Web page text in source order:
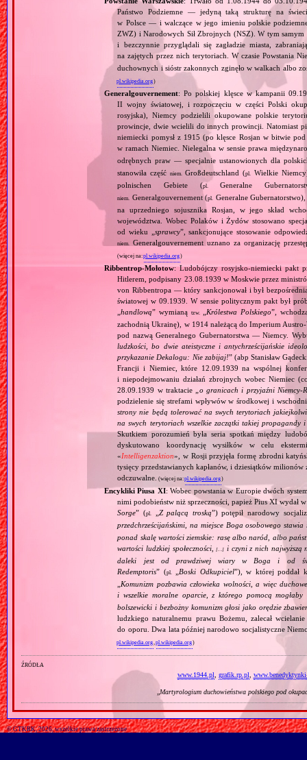
Państwo Podziemne — jedyną taką strukturę na
w Polsce — i walczące w jego imieniu polskie
ZWZ) i Narodowych Sił Zbrojnych (NSZ). W tym samym
i bezczynnie przyglądali się zagładzie miasta,
na zajętych przez nich terytoriach. W czasie Powstania
duchownych i sióstr zakonnych zginęło w walkach albo
pl.wikipedia.org)
Generalgouvernement: Po polskiej klęsce w kampanii
II wojny światowej, i rozpoczęciu w części Polski
rosyjska), Niemcy podzielili okupowane polskie
prowincje, dwie wcielili do innych prowincji. Natomiast
niemiecki pomysł z 1915 (po klęsce Rosjan w bitwie
w ramach Niemiec. Nielegalna w sensie prawa
odrębnych praw — specjalnie ustanowionych dla
stanowiła część niem. Großdeutschland (pl.
Wielkie
polnischen Gebiete (pl. Generalne
niem. Generalgouvernement (pl.
Generalne
na uprzedniego sojusznika Rosjan, w jego skład
województwa. Wobec Polaków i Żydów stosowano
od wieku „ sprawcy”, sankcjonujące stosowanie
niem. Generalgouvernement uznano za organizację
(więcej na:pl.wikipedia.org)
Ribbentrop‐Mołotow: Ludobójczy rosyjsko‐niemiecki pakt
Hitlerem, podpisany 23.08.1939 w Moskwie przez
von Ribbentropa — który sankcjonował i był
światowej w 09.1939. W sensie politycznym pakt był
„handlową” wymianą tzw. Królestwa Polskiego”,
zachodnią Ukrainę), w 1914 należącą do Imperium
pod nazwą Generalnego Gubernatorstwa — Niemcy.
ludzkości, bo dwie ateistyczne i antychrześcijańskie
przykazanie Dekalogu: Nie zabijaj!” (abp Stanisław
Francji i Niemiec, które 12.09.1939 na wspólnej
i niepodejmowaniu działań zbrojnych wobec Niemiec
28.09.1939 w traktacie „ o granicach i przyjaźni
podzielenie się strefami wpływów w środkowej i
strony nie będą tolerować na swych terytoriach
na swych terytoriach wszelkie zaczątki takiej
Skutkiem porozumień była seria spotkań między
dyskutowano koordynację wysiłków w celu
«Intelligenzaktion», w Rosji przyjęła formę zbrodni
tysięcy przedstawianych kapłanów, i dziesiątków
odczuwalne. (więcej na:pl.wikipedia.org)
Encykliki Piusa XI: Wobec powstania w Europie dwóch
nimi podobieństw niż sprzeczności, papież Pius XI
Sorge” (pl. Z palącą troską”) potępił narodowy
przedchrześcijańskimi, na miejsce Boga osobowego
ponad skalę wartości ziemskie: rasę albo naród, albo
wartości ludzkiej społeczności,[…] i czyni z nich najwyższą
daleki jest od prawdziwej wiary w Boga i od
Redemptoris” (pl. Boski Odkupiciel”), w której poddał
Komunizm pozbawia człowieka wolności, a więc
i wszelkie moralne oparcie, z którego pomocą
bolszewicki i bezbożny komunizm głosi jako orędzie
ludzkiego naturalnemu prawu Bożemu, zalecał
do oporu. Dwa lata później narodowo socjalistyczne
pl.wikipedia.org ,pl.wikipedia.org)
źródła
www.1944.pl grafik.rp.pl
Martyrologium duchowieństwa polskiego pod
© GTKRK, 2026, wszelkie prawa zastrzeżone